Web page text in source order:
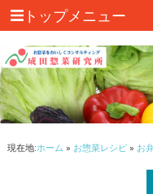
トップメニュー
現在地:ホーム » お惣菜レシピ» お